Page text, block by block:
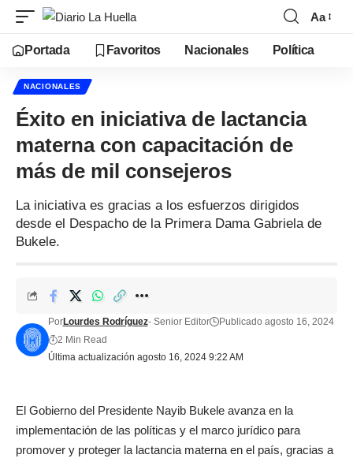
Aa
Portada Favoritos Nacionales Política
NACIONALES
Éxito en iniciativa de lactancia
materna con capacitación de
más de mil consejeros
La iniciativa es gracias a los esfuerzos dirigidos
desde el Despacho de la Primera Dama Gabriela de
Bukele.
Última actualización agosto 16, 2024 9:22 AM
PorLourdes Rodríguez- Senior Editor
Publicado agosto 16, 2024
2 Min Read
El Gobierno del Presidente Nayib Bukele avanza en la
implementación de las políticas y el marco jurídico para
promover y proteger la lactancia materna en el país, gracias a